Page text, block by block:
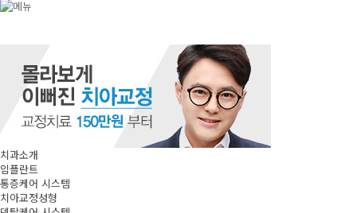
치과소개
임플란트
통증케어 시스템
치아교정성형